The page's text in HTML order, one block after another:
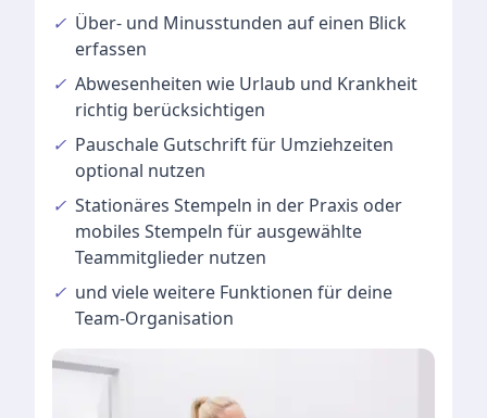
✓ Über- und Minusstunden auf einen Blick
erfassen
✓ Abwesenheiten wie Urlaub und Krankheit
richtig berücksichtigen
✓ Pauschale Gutschriftfür Umziehzeiten
optional nutzen
✓ Stationäres Stempeln in der Praxis oder
mobiles Stempeln für ausgewählte
Teammitglieder nutzen
✓ und vieleweitere Funktionen für deine
Team-Organisation